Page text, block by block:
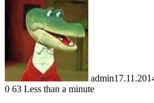
admin
0 63 Less than a minute